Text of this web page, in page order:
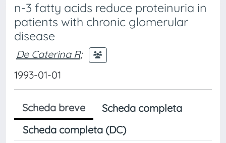
n-3 fatty acids reduce proteinuria in
patients with chronic glomerular
disease
De Caterina R;
1993-01-01
Scheda breve
Scheda completa
Scheda completa (DC)